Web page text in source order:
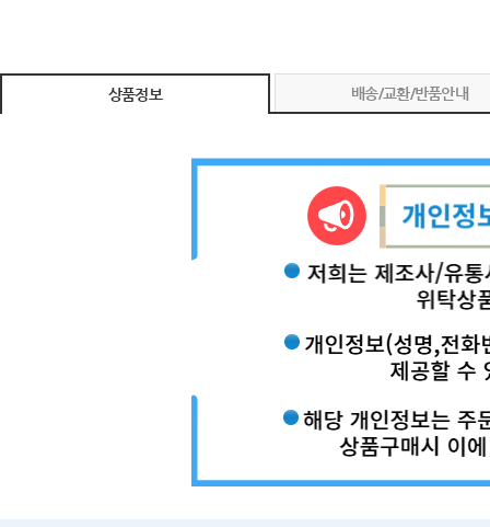
상품정보 배송/교환/반품안내